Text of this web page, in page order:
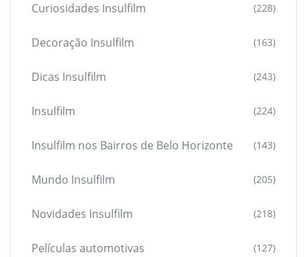
Curiosidades Insulfilm (228)
Decoração Insulfilm (163)
Dicas Insulfilm (243)
Insulfilm (224)
Insulfilm nos Bairros de Belo Horizonte (143)
Mundo Insulfilm (205)
Novidades Insulfilm (218)
Películas automotivas (127)